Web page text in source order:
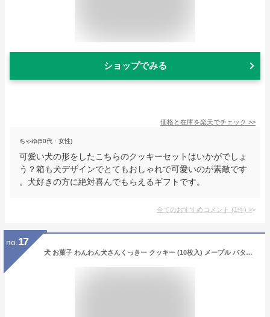
ショップでみる
価格と在庫を楽天でチェック >>
ちゃゆ(50代・女性)
可愛い犬の形をしたこちらのクッキーセットはいかがでしょ
う？箱も犬デザインでとてもおしゃれで可愛いのが素敵です
。犬好きの方に絶対喜んでもらえるギフトです。
全てのおすすめコメント (1件) >
no. 17
犬 お菓子 わんわん犬さんくっきー クッキー (10枚入) メープル バタークッキー ×3個